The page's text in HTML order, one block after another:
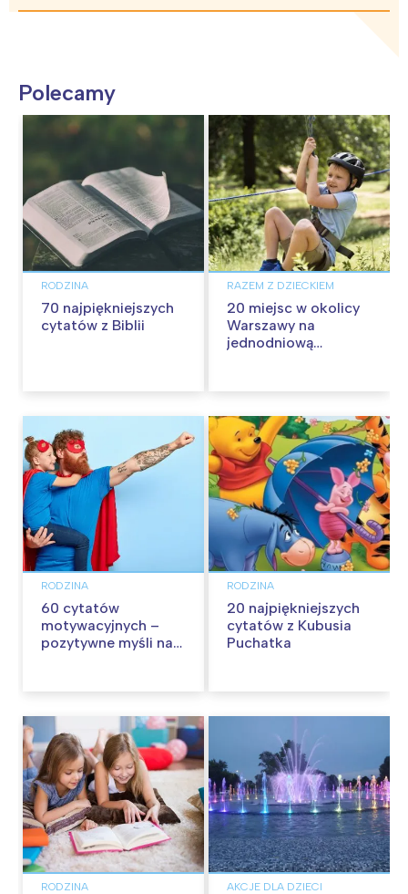
Polecamy
RODZINA
70 najpiękniejszych
cytatów z Biblii
RAZEM Z DZIECKIEM
20 miejsc w okolicy
Warszawy na
jednodniową
RODZINA
60 cytatów
motywacyjnych –
pozytywne myśli na
RODZINA
20 najpiękniejszych
cytatów z Kubusia
Puchatka
RODZINA AKCJE DLA DZIECI